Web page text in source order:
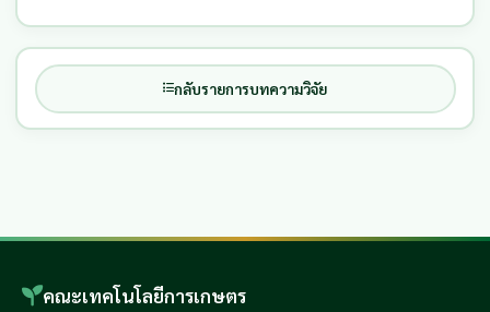
กลับรายการบทความวิจัย
คณะเทคโนโลยีการเกษตร